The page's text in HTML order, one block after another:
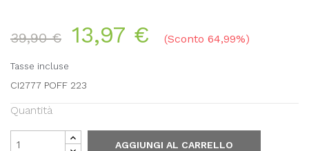
39,90 € 13,97 € Sconto 64,99%
Tasse incluse
CI2777 POFF 223
Quantità
AGGIUNGI AL CARRELLO